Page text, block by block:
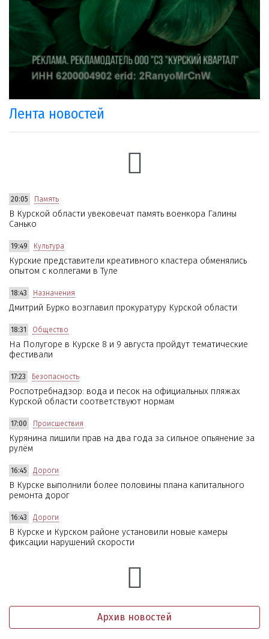
Лента новостей
20:05 Память
В Курской области увековечат память военкора Галины
Санько
19:49 Культура
Курские представители креативного кластера обменялись
опытом с коллегами в Туле
18:43 Назначения
Дмитрий Бурко возглавил прокуратуру Курской области
18:31 Общество
На Полугоре в Курске 8 и 9 августа пройдут тематические
фестивали
17:23 Безопасность
Роспотребнадзор: вода и песок на официальных пляжах
Курской области соответствуют нормам
17:00 Происшествия
Курянина лишили прав на два года за сильное опьянение за
рулём
16:45 Дороги
В Курске выполнили более половины плана капитального
ремонта дорог
16:43 Дороги
В Курске и Курском районе установили новые камеры
фиксации нарушений скорости
Архив новостей